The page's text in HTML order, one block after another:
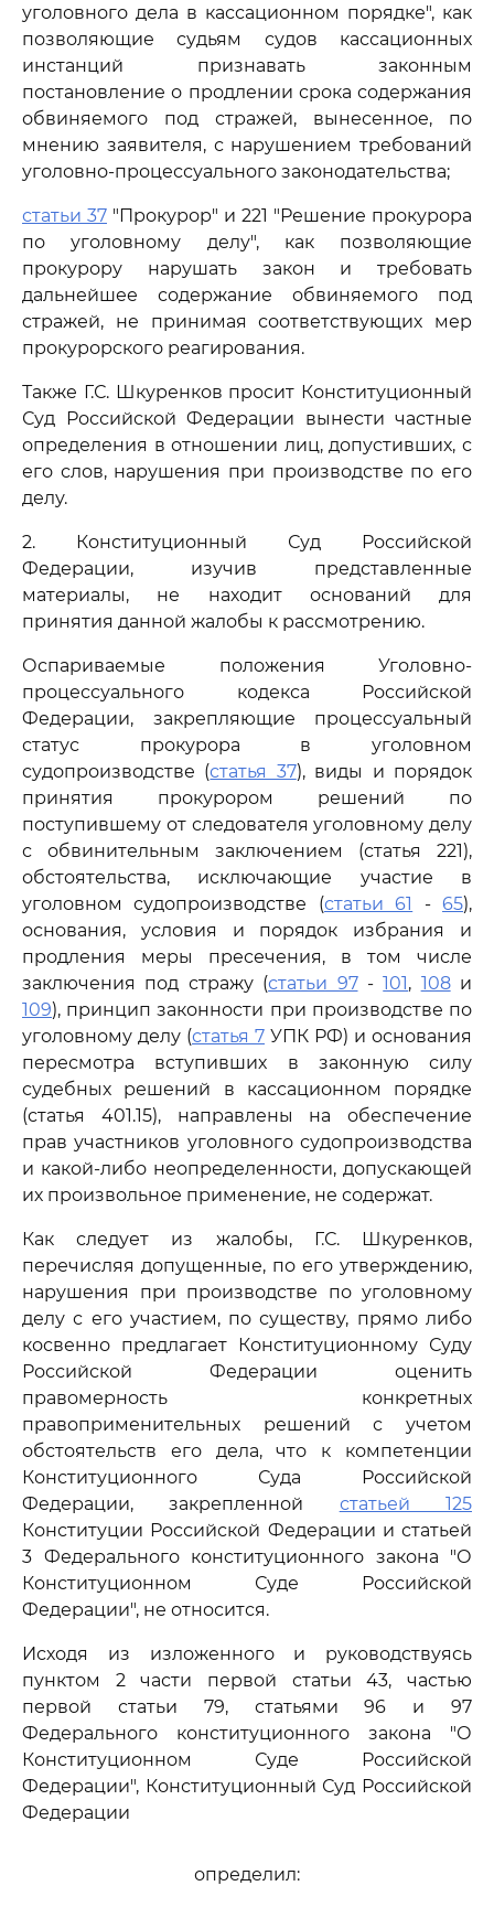
уголовного дела в кассационном порядке", как
позволяющие судьям судов кассационных
инстанций признавать законным
постановление о продлении срока содержания
обвиняемого под стражей, вынесенное, по
мнению заявителя, с нарушением требований
уголовно-процессуального законодательства;
статьи 37 "Прокурор" и 221 "Решение прокурора
по уголовному делу", как позволяющие
прокурору нарушать закон и требовать
дальнейшее содержание обвиняемого под
стражей, не принимая соответствующих мер
прокурорского реагирования.
Также Г.С. Шкуренков просит Конституционный
Суд Российской Федерации вынести частные
определения в отношении лиц, допустивших, с
его слов, нарушения при производстве по его
делу.
2. Конституционный Суд Российской
Федерации, изучив представленные
материалы, не находит оснований для
принятия данной жалобы к рассмотрению.
Оспариваемые положения Уголовно-
процессуального кодекса Российской
Федерации, закрепляющие процессуальный
статус прокурора в уголовном
судопроизводстве (статья 37), виды и порядок
принятия прокурором решений по
поступившему от следователя уголовному делу
с обвинительным заключением (статья 221),
обстоятельства, исключающие участие в
уголовном судопроизводстве (статьи 61 -65),
основания, условия и порядок избрания и
продления меры пресечения, в том числе
заключения под стражу (статьи 97-101, 108и
109), принцип законности при производстве по
уголовному делу (статья 7 УПК РФ) и основания
пересмотра вступивших в законную силу
судебных решений в кассационном порядке
(статья 401.15), направлены на обеспечение
прав участников уголовного судопроизводства
и какой-либо неопределенности, допускающей
их произвольное применение, не содержат.
Как следует из жалобы, Г.С. Шкуренков,
перечисляя допущенные, по его утверждению,
нарушения при производстве по уголовному
делу с его участием, по существу, прямо либо
косвенно предлагает Конституционному Суду
Российской Федерации оценить
правомерность конкретных
правоприменительных решений с учетом
обстоятельств его дела, что к компетенции
Конституционного Суда Российской
Федерации, закрепленной статьей 125
Конституции Российской Федерации и статьей
3 Федерального конституционного закона "О
Конституционном Суде Российской
Федерации", не относится.
Исходя из изложенного и руководствуясь
пунктом 2 части первой статьи 43, частью
первой статьи 79, статьями 96 и 97
Федерального конституционного закона "О
Конституционном Суде Российской
Федерации", Конституционный Суд Российской
Федерации
определил: